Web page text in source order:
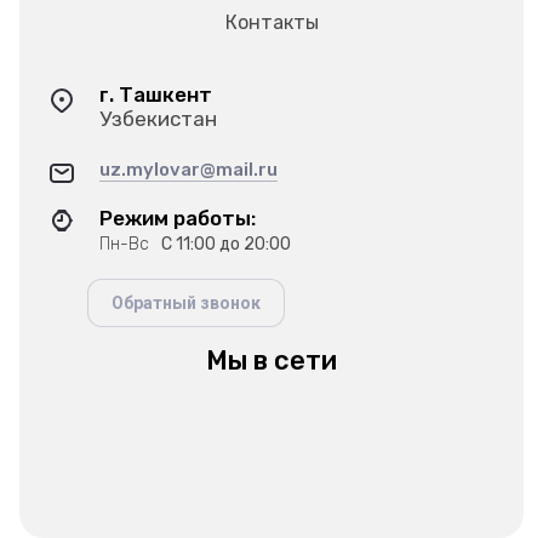
Контакты
г. Ташкент
Узбекистан
uz.mylovar@mail.ru
Режим работы:
Пн-Вс С 11:00 до 20:00
Обратный звонок
Мы в сети